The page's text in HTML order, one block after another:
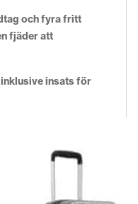
och fyra fritt
fjäder att
insats för